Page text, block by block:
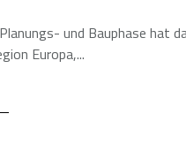
und Bauphase hat
Europa,